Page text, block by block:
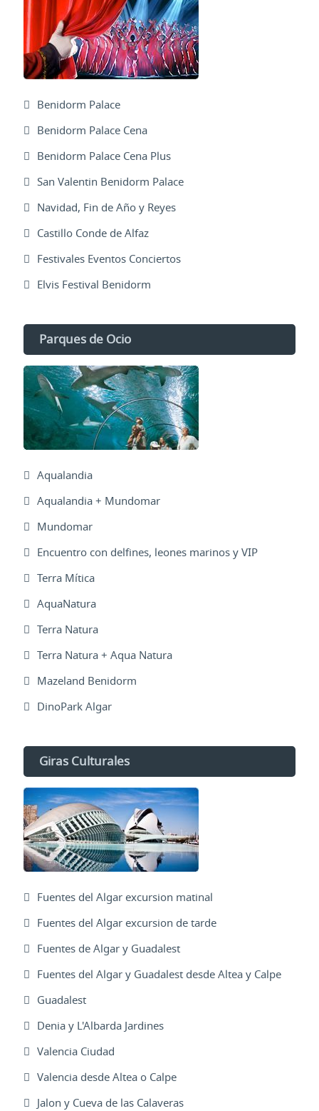
Benidorm Palace
Benidorm Palace Cena
Benidorm Palace Cena Plus
San Valentin Benidorm Palace
Navidad, Fin de Año y Reyes
Castillo Conde de Alfaz
Festivales Eventos Conciertos
Elvis Festival Benidorm
Parques de Ocio
Aqualandia
Aqualandia + Mundomar
Mundomar
Encuentro con delfines, leones marinos y VIP
Terra Mítica
AquaNatura
Terra Natura
Terra Natura + Aqua Natura
Mazeland Benidorm
DinoPark Algar
Giras Culturales
Fuentes del Algar excursion matinal
Fuentes del Algar excursion de tarde
Fuentes de Algar y Guadalest
Fuentes del Algar y Guadalest desde Altea y Calpe
Guadalest
Denia y L'Albarda Jardines
Valencia Ciudad
Valencia desde Altea o Calpe
Jalon y Cueva de las Calaveras